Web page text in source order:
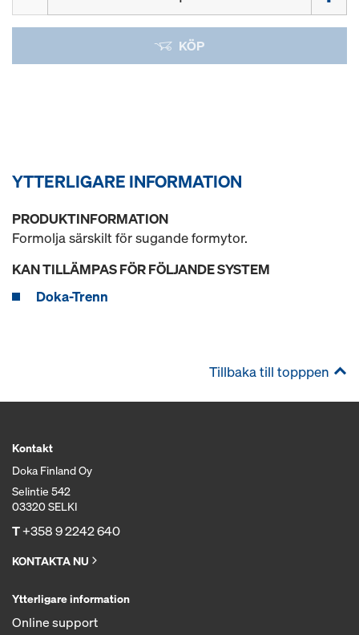
KÖP
YTTERLIGARE INFORMATION
PRODUKTINFORMATION
Formolja särskilt för sugande formytor.
KAN TILLÄMPAS FÖR FÖLJANDE SYSTEM
Doka-Trenn
Tillbaka till topppen
Kontakt
Doka Finland Oy
Selintie 542
03320 SELKI
T+358 9 2242 640
KONTAKTA NU
Ytterligare information
Online support